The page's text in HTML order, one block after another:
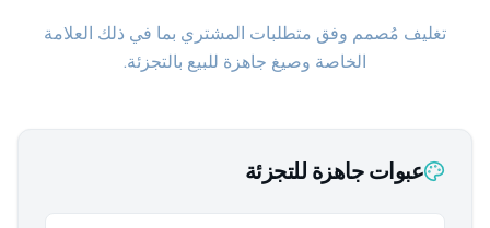
تغليف مُصمم وفق متطلبات المشتري بما في ذلك العلامة
الخاصة وصيغ جاهزة للبيع بالتجزئة.
عبوات جاهزة للتجزئة